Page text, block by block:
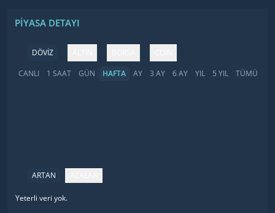
PIYASA DETAYI
DÖVİZ
CANLI
1 SAAT GÜN HAFTA AY 3 AY 6 AY YIL 5 YIL TÜMÜ
ARTAN
İsimFiyatDeğişim
Yeterli veri yok.